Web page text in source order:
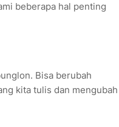
beberapa hal penting
Bisa berubah
kita tulis dan mengubah